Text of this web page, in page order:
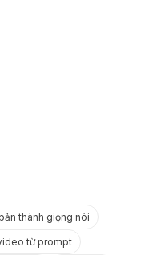
thành giọng nói
từ prompt